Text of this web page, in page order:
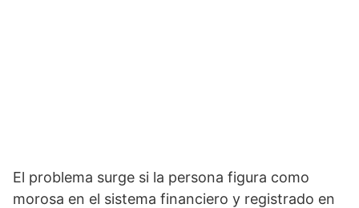
El problema surge si la persona figura como
morosa en el sistema financiero y registrado en